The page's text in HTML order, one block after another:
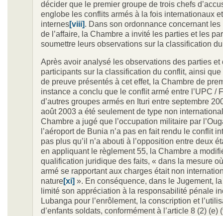
décider que le premier groupe de trois chefs
englobe les conflits armés à la fois internationaux et
internes[viii]. Dans son ordonnance concernant
de l’affaire, la Chambre a invité les parties et les
soumettre leurs observations sur la classification
Après avoir analysé les observations des parties et
participants sur la classification du conflit, ainsi
de preuve présentés à cet effet, la Chambre de
instance a conclu que le conflit armé entre l’UPC /
d’autres groupes armés en Ituri entre septembre
août 2003 a été seulement de type non
Chambre a jugé que l’occupation militaire par
l’aéroport de Bunia n’a pas en fait rendu le conflit
pas plus qu’il n’a abouti à l’opposition entre deux
en appliquant le règlement 55, la Chambre a
qualification juridique des faits, « dans la mesure
armé se rapportant aux charges était non
nature[xi] ». En conséquence, dans le Jugement,
limité son appréciation à la responsabilité pénale
Lubanga pour l’enrôlement, la conscription et
d’enfants soldats, conformément à l’article 8 (2) (e)